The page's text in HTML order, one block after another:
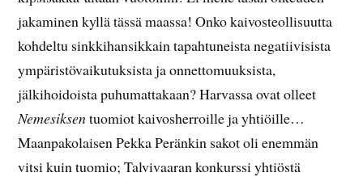
jakaminen kyllä tässä maassa! Onko kaivosteollisuutta
kohdeltu sinkkihansikkain tapahtuneista negatiivisista
ympäristövaikutuksista ja onnettomuuksista,
jälkihoidoista puhumattakaan? Harvassa ovat olleet
Nemesiksentuomiot kaivosherroille ja yhtiöille…
Maanpakolaisen Pekka Peränkin sakot oli enemmän
vitsi kuin tuomio; Talvivaaran konkurssi yhtiöstä